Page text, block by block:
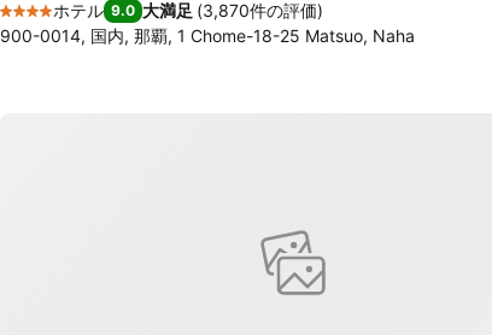
4 ホテルのランク
ホテル 9.0 大満足 (3,870件の評価)
900-0014, 国内, 那覇, 1 Chome-18-25 Matsuo, Naha